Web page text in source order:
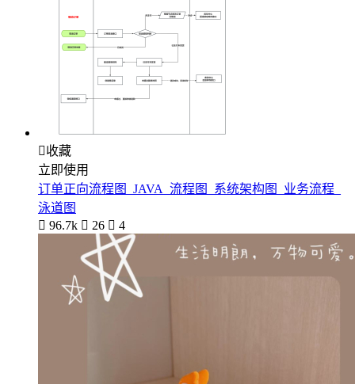
收藏
立即使用
订单正向流程图_JAVA_流程图_系统架构图_业务流程_
泳道图
 96.7k  26  4